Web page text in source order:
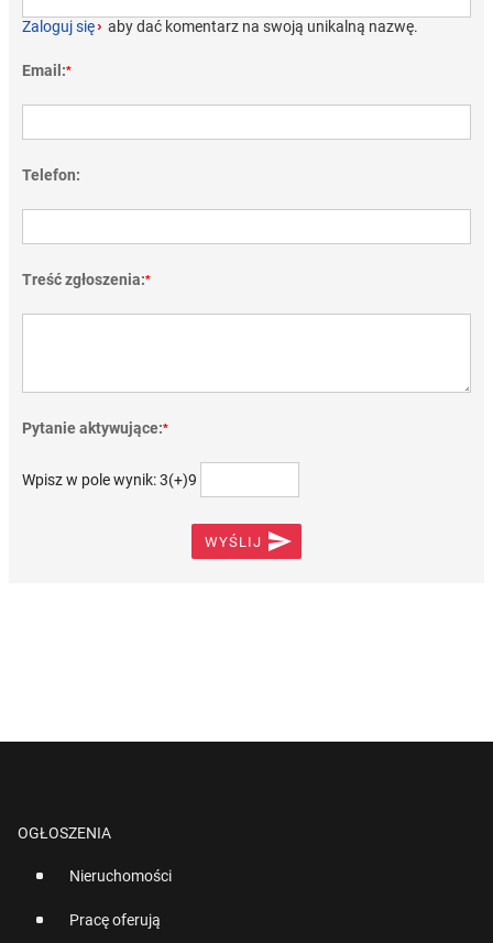
Zaloguj się› aby dać komentarz na swoją unikalną nazwę.
Email:*
Telefon:
Treść zgłoszenia:*
Pytanie aktywujące:*
Wpisz w pole wynik: 3(+)9
WYŚLIJ 
OGŁOSZENIA
Nieruchomości
Pracę oferują